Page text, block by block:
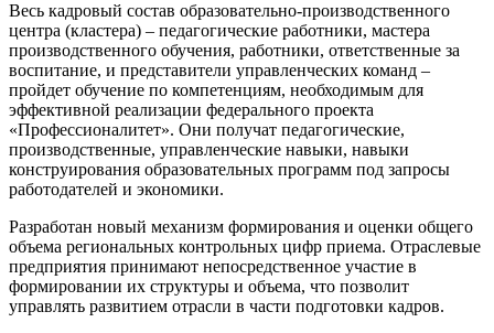
Весь кадровый состав образовательно-производственного
центра (кластера) – педагогические работники, мастера
производственного обучения, работники, ответственные за
воспитание, и представители управленческих команд –
пройдет обучение по компетенциям, необходимым для
эффективной реализации федерального проекта
«Профессионалитет». Они получат педагогические,
производственные, управленческие навыки, навыки
конструирования образовательных программ под запросы
работодателей и экономики.
Разработан новый механизм формирования и оценки общего
объема региональных контрольных цифр приема. Отраслевые
предприятия принимают непосредственное участие в
формировании их структуры и объема, что позволит
управлять развитием отрасли в части подготовки кадров.